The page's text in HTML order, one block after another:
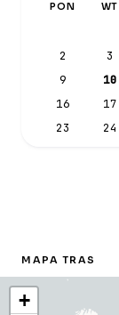
PON WT
2
3
9
10
16
17
23
24
MAPA TRAS
+